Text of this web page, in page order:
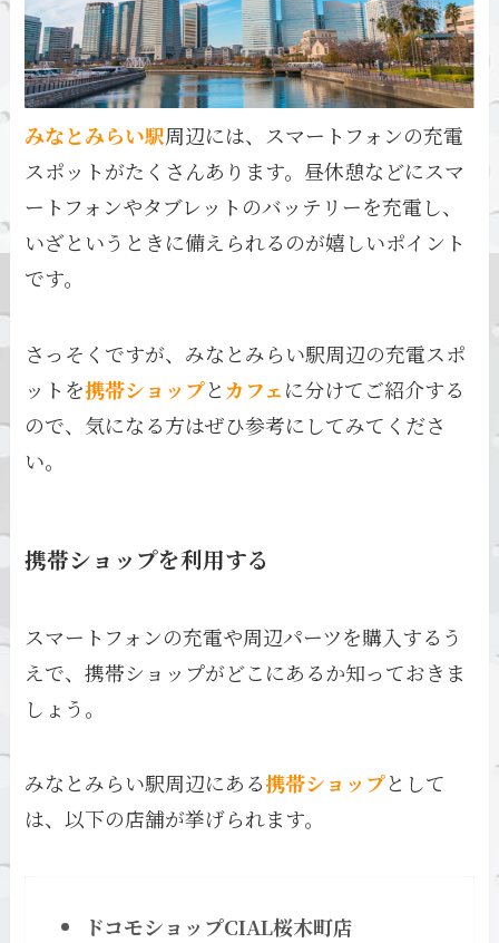
みなとみらい駅周辺には、スマートフォンの充電
スポットがたくさんあります。昼休憩などにスマ
ートフォンやタブレットのバッテリーを充電し、
いざというときに備えられるのが嬉しいポイント
です。
さっそくですが、みなとみらい駅周辺の充電スポ
ットを携帯ショップと カフェに分けてご紹介する
ので、気になる方はぜひ参考にしてみてくださ
い。
携帯ショップを利用する
スマートフォンの充電や周辺パーツを購入するう
えで、携帯ショップがどこにあるか知っておきま
しょう。
みなとみらい駅周辺にある携帯ショップとして
は、以下の店舗が挙げられます。
ドコモショップCIAL桜木町店